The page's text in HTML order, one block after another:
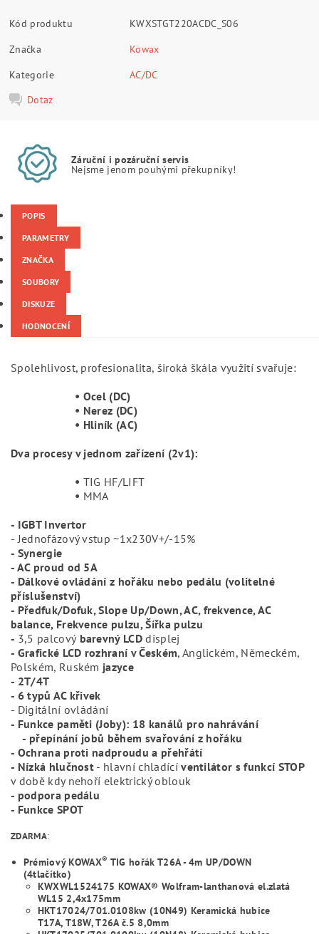
Kód produktu
KWXSTGT220ACDC_S06
Značka
Kowax
Kategorie
AC/DC
Dotaz
Záruční i pozáruční servis
Nejsme jenom pouhými překupníky!
POPIS
PARAMETRY
ZNAČKA
SOUBORY
DISKUZE
HODNOCENÍ
Spolehlivost, profesionalita, široká škála využití svařuje:
• Ocel (DC)
• Nerez (DC)
• Hliník (AC)
Dva procesy v jednom zařízení (2v1):
• TIG HF/LIFT
• MMA
- IGBT Invertor
- Jednofázový vstup ~1x230V+/-15%
- Synergie
- AC proud od 5A
- Dálkové ovládání z hořáku nebo pedálu (volitelné
příslušenství)
- Předfuk/Dofuk, Slope Up/Down, AC, frekvence, AC
balance, Frekvence pulzu, Šířka pulzu
- 3,5 palcovýbarevný LCDdisplej
- Grafické LCD rozhraní v Českém, Anglickém, Německém,
Polském, Ruském jazyce
- 2T/4T
- 6 typů AC křivek
- Digitální ovládání
- Funkce paměti (Joby): 18 kanálů pro nahrávání
- přepínání jobů během svařování z hořáku
- Ochrana proti nadproudu a přehřátí
- Nízká hlučnost - hlavní chladícíventilátor s funkcí STOP
v době kdy nehoří elektrický oblouk
- podpora pedálu
- Funkce SPOT
ZDARMA:
Prémiový KOWAX® TIG hořák T26A - 4m UP/DOWN
(4tlačítko)
KWXWL1524175 KOWAX® Wolfram-lanthanová el.zlatá
WL15 2,4x175mm
HKT17024/701.0108kw (10N49) Keramická hubice
T17A, T18W, T26A č.5 8,0mm